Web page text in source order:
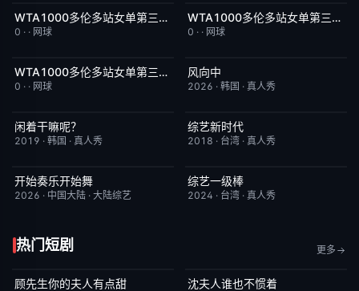
今日更新 5.0WTA1000多伦多站女单第三轮：萨巴伦卡VS张帅
0 · · 网球
今日更新 2.0WTA1000多伦多站女单第三轮：佩古拉VS拉克西莫娃
0 · · 网球
今日更新 2.0WTA1000多伦多站女单第三轮：格鲁比奇VS斯瓦泰克
0 · · 网球
更新至第02集
风向中
2026 · 韩国 · 真人秀
昨日更新
闲着干嘛呢？
2019 · 韩国 · 真人秀
本周更新
综艺新时代
2018 · 台湾 · 真人秀
更新至第3期
开始奏乐开始舞
2026 · 中国大陆 · 大陆综艺
昨日更新
综艺一级棒
2024 · 台湾 · 真人秀
热门短剧 更多
已完结
顾先生你的夫人有点甜 已完结
沈夫人谁也不惯着